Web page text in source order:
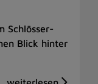
Schlösser-
Blick hinter